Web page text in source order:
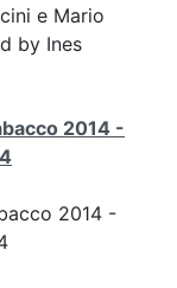
e Mario
by Ines
2014 -
2014 -